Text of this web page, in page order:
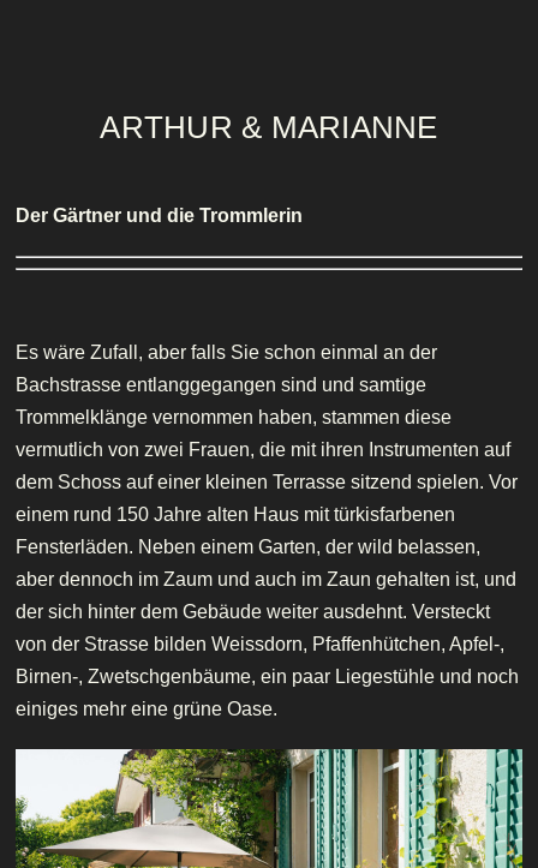
ARTHUR & MARIANNE
Der Gärtner und die Trommlerin
Es wäre Zufall, aber falls Sie schon einmal an der
Bachstrasse entlanggegangen sind und samtige
Trommelklänge vernommen haben, stammen diese
vermutlich von zwei Frauen, die mit ihren Instrumenten auf
dem Schoss auf einer kleinen Terrasse sitzend spielen. Vor
einem rund 150 Jahre alten Haus mit türkisfarbenen
Fensterläden. Neben einem Garten, der wild belassen,
aber dennoch im Zaum und auch im Zaun gehalten ist, und
der sich hinter dem Gebäude weiter ausdehnt. Versteckt
von der Strasse bilden Weissdorn, Pfaffenhütchen, Apfel-,
Birnen-, Zwetschgenbäume, ein paar Liegestühle und noch
einiges mehr eine grüne Oase.